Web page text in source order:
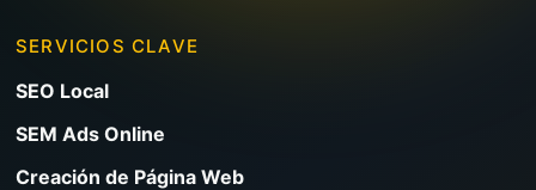
SERVICIOS CLAVE
SEO Local
SEM Ads Online
Creación de Página Web